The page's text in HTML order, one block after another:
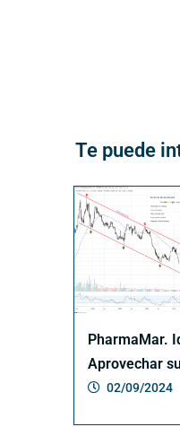
Te puede
PharmaMar.
Aprovechar
02/09/2024